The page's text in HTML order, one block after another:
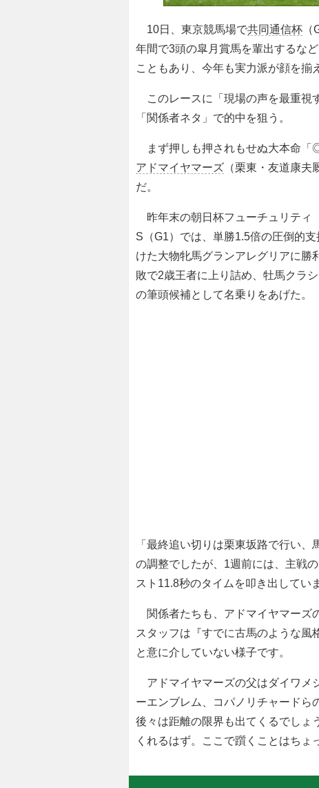
10日、東京競馬場で共同通信杯
年間で3頭の皐月賞馬を輩出するな
こともあり、今年も実力派が顔を揃
このレースに「現場の声を最重視
「関係者ネタ」で的中を狙う。
まず押しも押されもせぬ大本命「
アドマイヤマーズ （栗東・友道康夫
だ。
昨年末の朝日杯フューチュリティ
S（G1）では、単勝1.5倍の圧倒的支
けた大物牝馬グランアレグリアに勝
敗で2歳王者に上り詰め、牡馬クラシ
の筆頭候補として名乗りをあげた。
「最終追い切りは栗東坂路で行い
の調整でしたが、1週前には、主戦
スト11.8秒のタイムを叩き出してい
関係者たちも、アドマイヤマーズ
スタッフは『すでに古馬のような風
と意に介していない様子です。
アドマイヤマーズの父はダイワメ
ーエンブレム、コパノリチャードら
後々は距離の限界も出てくるでしょ
くれるはず。ここで躓くことはちょ